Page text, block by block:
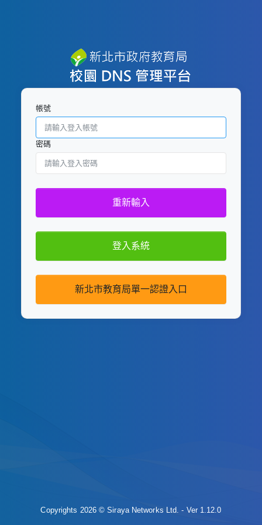
帳號
密碼
重新輸入
登入系統
新北市教育局單一認證入口
Copyrights 2026 © Siraya Networks Ltd. - Ver 1.12.0